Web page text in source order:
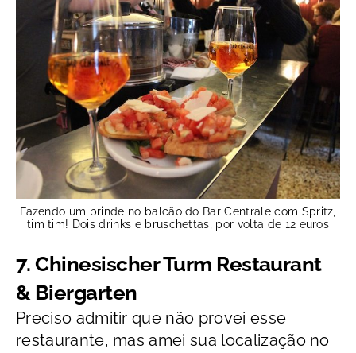
Fazendo um brinde no balcão do Bar Centrale com Spritz,
tim tim! Dois drinks e bruschettas, por volta de 12 euros
7. Chinesischer Turm Restaurant
& Biergarten
Preciso admitir que não provei esse
restaurante, mas amei sua localização no